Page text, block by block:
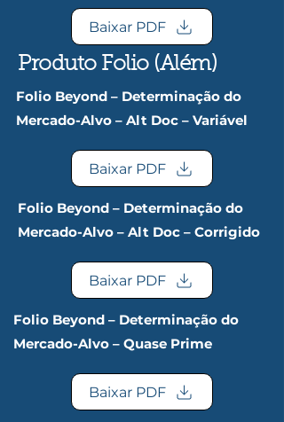
Baixar PDF
Produto Folio (Além)
Folio Beyond – Determinação do
Mercado-Alvo – Alt Doc – Variável
Baixar PDF
Folio Beyond – Determinação do
Mercado-Alvo – Alt Doc – Corrigido
Baixar PDF
Folio Beyond – Determinação do
Mercado-Alvo – Quase Prime
Baixar PDF